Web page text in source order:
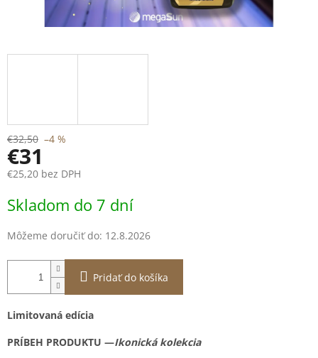
€32,50 –4 %
€31
€25,20 bez DPH
cena:
Skladom do 7 dní
Môžeme doručiť do: 12.8.2026
Pridať do košíka
Limitovaná edícia
PRÍBEH PRODUKTU —Ikonická kolekcia